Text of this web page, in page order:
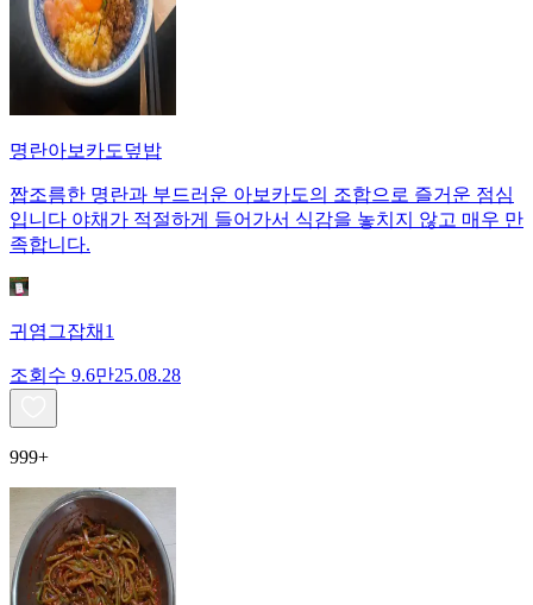
명란아보카도덮밥
짭조름한 명란과 부드러운 아보카도의 조합으로 즐거운 점심
입니다 야채가 적절하게 들어가서 식감을 놓치지 않고 매우 만
족합니다.
귀염그잡채1
조회수 9.6만25.08.28
999+